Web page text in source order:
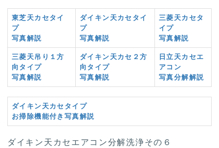
東芝天カセタイ
プ
写真解説
ダイキン天カセタイ
プ
写真解説
三菱天カセタ
イプ
写真解説
三菱天吊り１方
向タイプ
写真解説
ダイキン天カセ２方
向タイプ
写真解説
日立天カセエ
アコン
写真分解解説
ダイキン天カセタイプ
お掃除機能付き写真解説
ダイキン天カセエアコン分解洗浄その６